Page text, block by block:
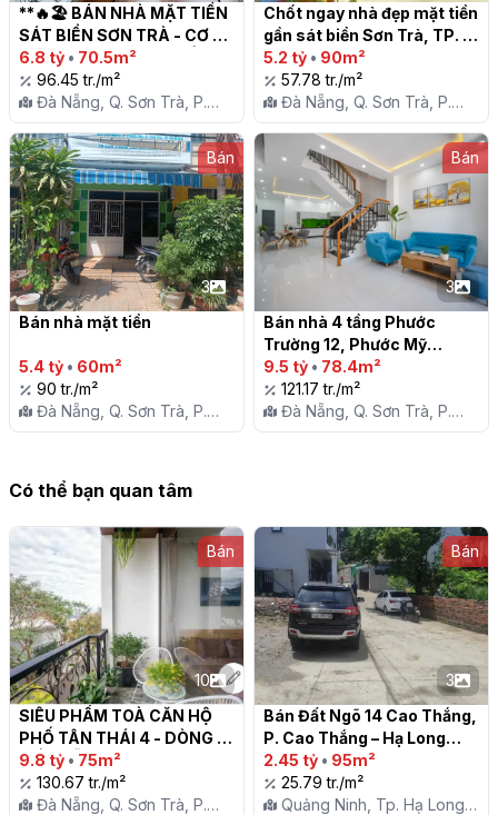
**🔥🏖 BÁN NHÀ MẶT TIỀN
SÁT BIỂN SƠN TRÀ - CƠ
HỘI VÀNG KHÔNG THỂ BỎ
LỠ! 🏖🔥**
6.8 tỷ • 70.5m²
96.45 tr./m²
Đà Nẵng, Q. Sơn Trà, P.
Phước Mỹ
Chốt ngay nhà đẹp mặt tiền
gần sát biển Sơn Trà, TP.
Đà Nẵng
5.2 tỷ • 90m²
57.78 tr./m²
Đà Nẵng, Q. Sơn Trà, P.
Phước Mỹ
Bán
3
Bán nhà mặt tiền
5.4 tỷ • 60m²
90 tr./m²
Đà Nẵng, Q. Sơn Trà, P.
Phước Mỹ
Bán
3
Bán nhà 4 tầng Phước
Trường 12, Phước Mỹ
9.5 tỷ • 78.4m²
121.17 tr./m²
Đà Nẵng, Q. Sơn Trà, P.
Phước Mỹ
Có thể bạn quan tâm
Bán
10
SIÊU PHẨM TOÀ CĂN HỘ
PHỐ TÂN THÁI 4 - DÒNG
TIỀN SẴN - PHÁP LÝ
CHUẨN - CHỐT NGAY KẺO
LỠ
9.8 tỷ • 75m²
130.67 tr./m²
Đà Nẵng, Q. Sơn Trà, P.
Bán
3
Bán Đất Ngõ 14 Cao Thắng,
P. Cao Thắng – Hạ Long
2.45 tỷ • 95m²
25.79 tr./m²
Quảng Ninh, Tp. Hạ Long,